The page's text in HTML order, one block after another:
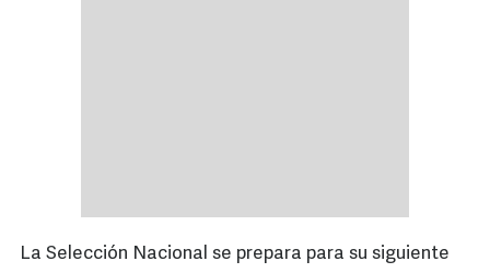
La Selección Nacional se prepara para su siguiente